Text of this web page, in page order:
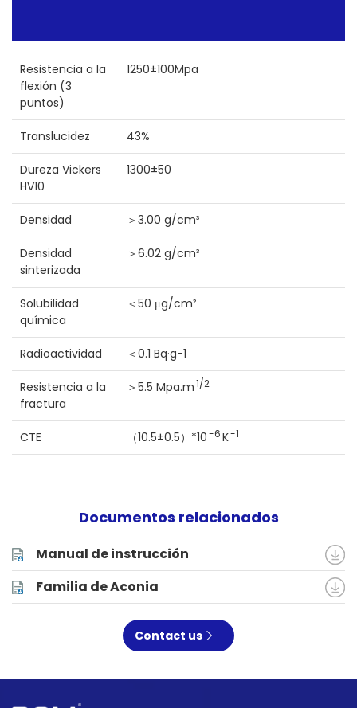
Resistencia a la
flexión (3
puntos)
1250±100Mpa
Translucidez 43%
Dureza Vickers
HV10
1300±50
Densidad ＞3.00 g/cm³
Densidad
sinterizada
＞6.02 g/cm³
Solubilidad
química
＜50 μg/cm²
Radioactividad ＜0.1 Bq·g-1
Resistencia a la
fractura
＞5.5 Mpa.m1/2
CTE （10.5±0.5）*10-6K-1
Documentos relacionados
Manual de instrucción
Familia de Aconia
Contact us